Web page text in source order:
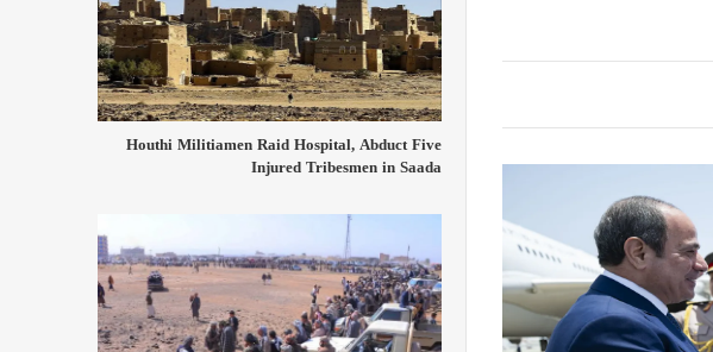
Houthi Militiamen Raid Hospital, Abduct Five
Injured Tribesmen in Saada